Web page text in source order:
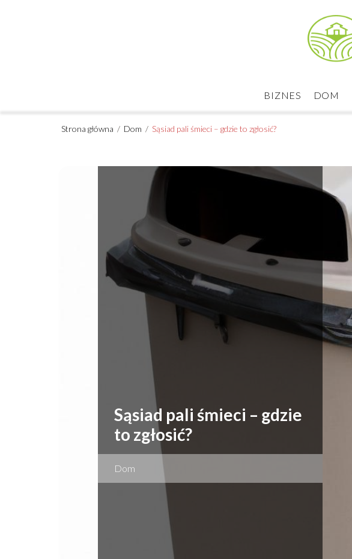
BIZNES DOM
Strona główna / Dom / Sąsiad pali śmieci – gdzie to zgłosić?
Sąsiad pali śmieci – gdzie
to zgłosić?
Dom